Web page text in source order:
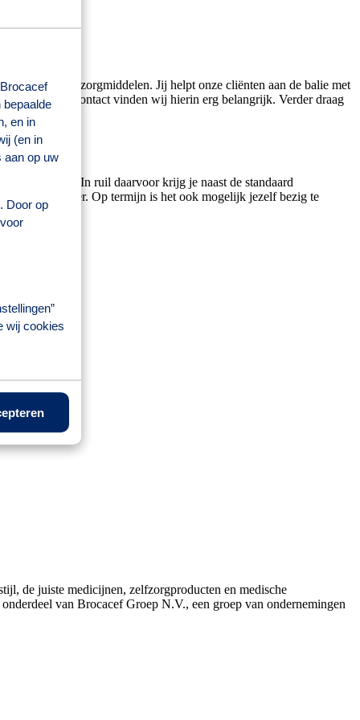
en in
(en in
aan op uw
Door op
wij cookies
en zelfzorgmiddelen. Jij helpt onze cliënten aan de balie met
Persoonlijk contact vinden wij hierin erg belangrijk. Verder draag
niet schuwt. In ruil daarvoor krijg je naast de standaard
Manager. Op termijn is het ook mogelijk jezelf bezig te
fiets
de juiste medicijnen, zelfzorgproducten en medische
van Brocacef Groep N.V., een groep van ondernemingen